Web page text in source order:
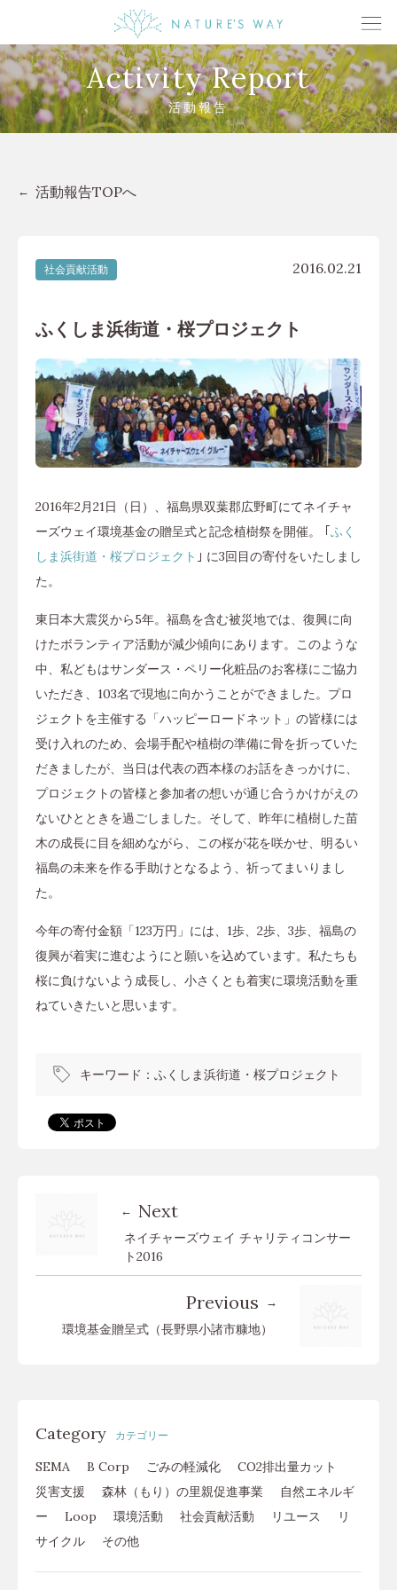
Activity Report
活動報告
活動報告TOPへ
社会貢献活動 2016.02.21
ふくしま浜街道・桜プロジェクト
2016年2月21日（日）、福島県双葉郡広野町にてネイチャ
ーズウェイ環境基金の贈呈式と記念植樹祭を開催。 ｢ふく
しま浜街道・桜プロジェクト ｣ に3回目の寄付をいたしまし
た。
東日本大震災から5年。福島を含む被災地では、復興に向
けたボランティア活動が減少傾向にあります。このような
中、私どもはサンダース・ペリー化粧品のお客様にご協力
いただき、103名で現地に向かうことができました。プロ
ジェクトを主催する「ハッピーロードネット」の皆様には
受け入れのため、会場手配や植樹の準備に骨を折っていた
だきましたが、当日は代表の西本様のお話をきっかけに、
プロジェクトの皆様と参加者の想いが通じ合うかけがえの
ないひとときを過ごしました。そして、昨年に植樹した苗
木の成長に目を細めながら、この桜が花を咲かせ、明るい
福島の未来を作る手助けとなるよう、祈ってまいりまし
た。
今年の寄付金額「123万円」には、1歩、2歩、3歩、福島の
復興が着実に進むようにと願いを込めています。私たちも
桜に負けないよう成長し、小さくとも着実に環境活動を重
ねていきたいと思います。
キーワード： ふくしま浜街道・桜プロジェクト
Next
ネイチャーズウェイ チャリティコンサー
ト2016
Previous
環境基金贈呈式（長野県小諸市糠地）
Category カテゴリー
SEMA B Corp ごみの軽減化
CO2排出量カット
災害支援
森林（もり）の里親促進事業
自然エネルギ
ー
Loop 環境活動 社会貢献活動 リユース
リ
サイクル
その他